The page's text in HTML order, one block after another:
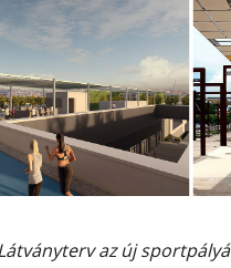
az új